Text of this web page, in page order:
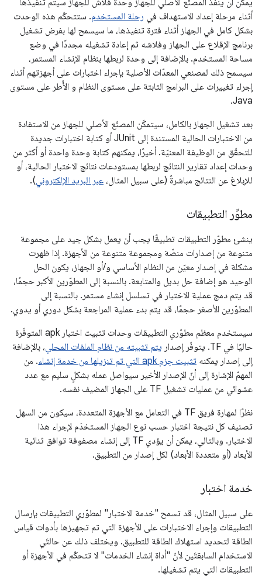
يمكن أن ينفِّذ المصنّع الأصلي للجهاز وحدة فلاش للجهاز سيتم تنفيذها
أثناء مرحلة إعداد الاستهداف في رحلة المستخدم. ستتحكّم هذه الوحدت
بشكل كامل في الجهاز أثناء فترة تنفيذها، ما سيسمح لها بفرض تشغيل
برنامج الإقلاع على الجهاز وفلاشه ثم إعادة تشغيله مجددًا في وضع
مساحة المستخدم. بالإضافة إلى وحدة لربطها بنظام الإنشاء المستمر،
سيسمح ذلك لمصنعي المعدّات الأصلية بإجراء اختبارات على أجهزتهم أثناء
إجراء تغييرات على البرامج الثابتة على مستوى النظام و الأُطر على مستوى
Java.
بعد تشغيل الجهاز بالكامل، سيتمكّن المصنّع الأصلي للجهاز من الاستفادة
من الاختبارات الحالية المستندة إلى JUnit أو كتابة اختبارات جديدة
للتحقّق من الوظيفة المعنيّة. أخيرًا، يمكنهم كتابة وحدة واحدة أو أكثر من
وحدات إعداد تقارير النتائج لربطها بمستودعات نتائج الاختبار الحالية، أو
للإبلاغ عن النتائج مباشرةً (على سبيل المثال، عبر البريد الإلكتروني).
مطوِّر التطبيقات
ينشئ مطوّر التطبيقات تطبيقًا يجب أن يعمل بشكل جيد على مجموعة
متنوعة من إصدارات منصّة ومجموعة متنوعة من الأجهزة. إذا ظهرت
مشكلة في إصدار معيّن من النظام الأساسي و/أو الجهاز، يكون الحل
الوحيد هو إضافة حل بديل والمتابعة. بالنسبة إلى المطوّرين الأكبر حجمًا،
قد يتم دمج عملية الاختبار في تسلسل إنشاء مستمر. بالنسبة إلى
المطوّرين الأصغر حجمًا، قد يتم بدء عملية المراجعة بشكل دوري أو يدوي.
سيستخدم معظم مطوّري التطبيقات وحدات تثبيت اختبار apk المتوفّرة
حاليًا في TF. يتوفّر إصدار
يتم تثبيته من نظام الملفات المحلي، بالإضافة
إلى إصدار يمكنه تثبيت حِزم apk التي تم تنزيلها من خدمة إنشاء
. من
المهمّ الإشارة إلى أنّ الإصدار الأخير سيواصل عمله بشكلٍ سليم مع عدد
عشوائي من عمليات تشغيل TF على الجهاز المضيف نفسه.
نظرًا لمهارة فريق TF في التعامل مع الأجهزة المتعددة، سيكون من السهل
تصنيف كل نتيجة اختبار حسب نوع الجهاز المستخدَم لإجراء هذا
الاختبار. وبالتالي، يمكن أن يؤدي TF إلى إنشاء مصفوفة توافق ثنائية
الأبعاد (أو متعددة الأبعاد) لكل إصدار من التطبيق.
خدمة اختبار
على سبيل المثال، قد تسمح "خدمة الاختبار" لمطوّري التطبيقات بإرسال
التطبيقات وإجراء الاختبارات على الأجهزة التي تم تجهيزها بأدوات قياس
الطاقة لتحديد استهلاك الطاقة للتطبيق. ويختلف ذلك عن حالتَي
الاستخدام السابقتَين لأنّ "أداة إنشاء الخدمات" لا تتحكّم في الأجهزة أو
التطبيقات التي يتم تشغيلها.